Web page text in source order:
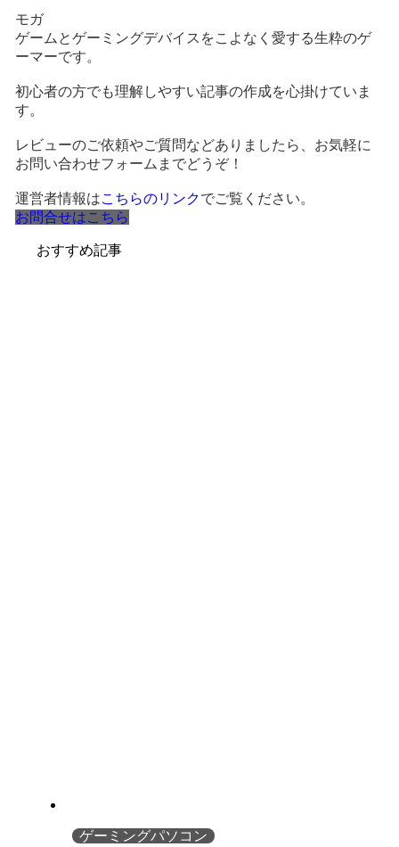
モガ
ゲームとゲーミングデバイスをこよなく愛する生粋のゲ
ーマーです。
初心者の方でも理解しやすい記事の作成を心掛けていま
す。
レビューのご依頼やご質問などありましたら、お気軽に
お問い合わせフォームまでどうぞ！
運営者情報はこちらのリンクでご覧ください。
お問合せはこちら
おすすめ記事
ゲーミングパソコン